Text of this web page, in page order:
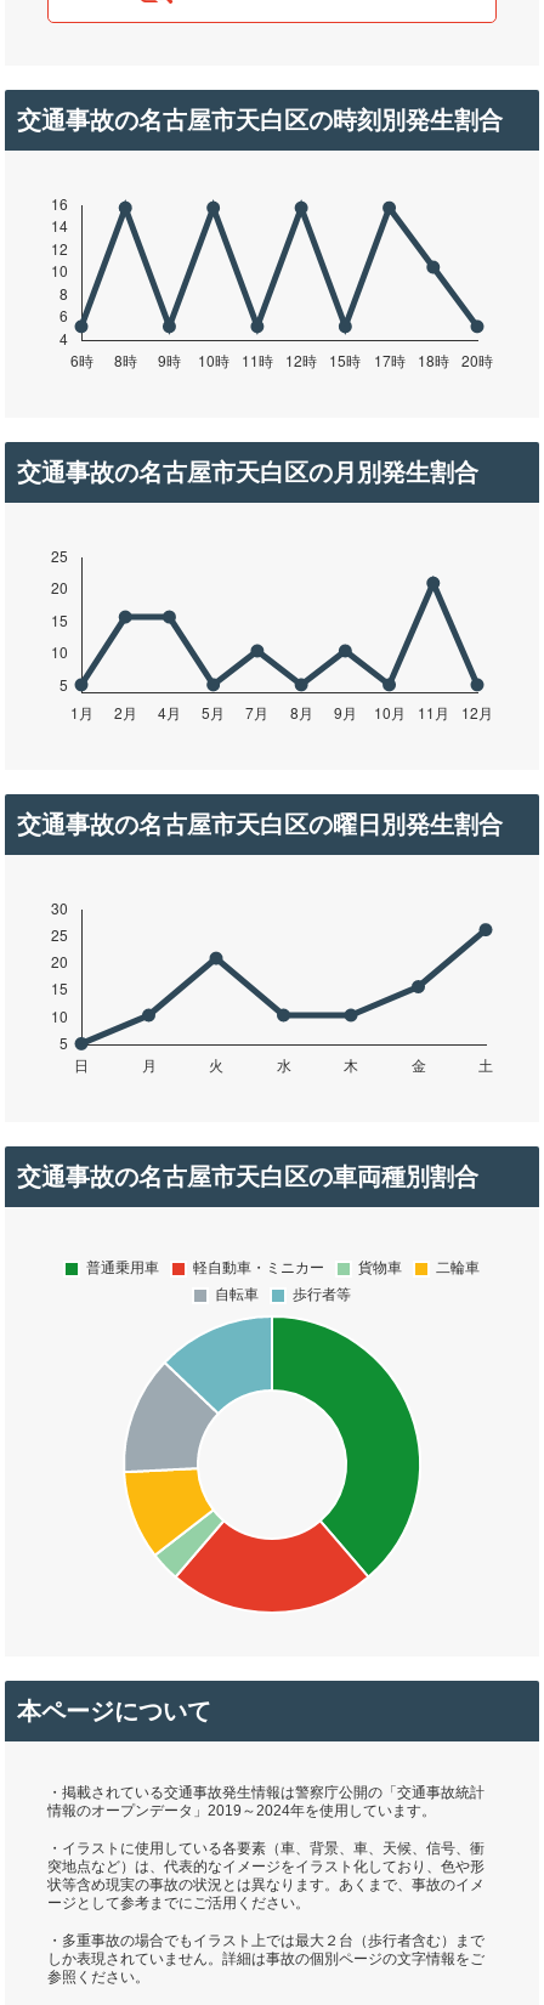
交通事故の名古屋市天白区の時刻別発生割合
交通事故の名古屋市天白区の月別発生割合
交通事故の名古屋市天白区の曜日別発生割合
交通事故の名古屋市天白区の車両種別割合
本ページについて
・掲載されている交通事故発生情報は警察庁公開の「交通事故統計
情報のオープンデータ」2019～2024年を使用しています。
・イラストに使用している各要素（車、背景、車、天候、信号、衝
突地点など）は、代表的なイメージをイラスト化しており、色や形
状等含め現実の事故の状況とは異なります。あくまで、事故のイメ
ージとして参考までにご活用ください。
・多重事故の場合でもイラスト上では最大２台（歩行者含む）まで
しか表現されていません。詳細は事故の個別ページの文字情報をご
参照ください。